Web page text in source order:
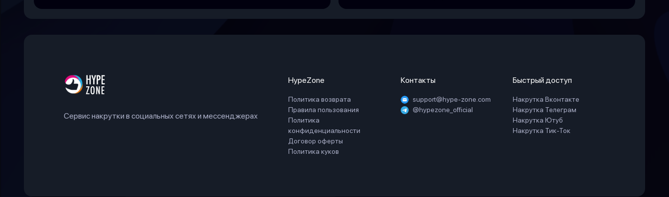
Сервис накрутки в социальных сетях и мессенджерах
HypeZone
Политика возврата
Правила пользования
Политика
конфиденциальности
Договор оферты
Политика куков
Контакты
support@hype-zone.com
@hypezone_official
Быстрый доступ
Накрутка Вконтакте
Накрутка Телеграм
Накрутка Ютуб
Накрутка Тик-Ток